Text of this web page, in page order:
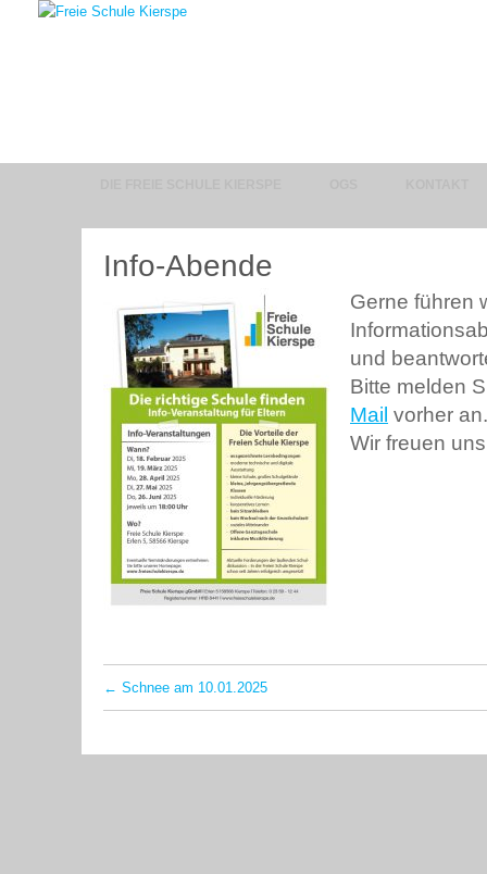
Info-Abende
Gerne führen
und
Bitte melden
Mail vorher an.
Wir freuen
← Schnee am 10.01.2025